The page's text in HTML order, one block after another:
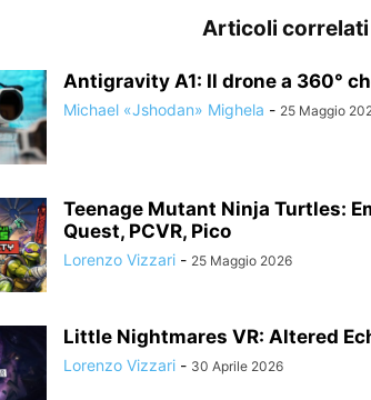
Articoli correlati
Antigravity A1: Il drone a 360°
Michael «Jshodan» Mighela - 25 Maggio
Teenage Mutant Ninja Turtles:
Quest, PCVR, Pico
Lorenzo Vizzari - 25 Maggio 2026
Little Nightmares VR: Altered
Lorenzo Vizzari - 30 Aprile 2026